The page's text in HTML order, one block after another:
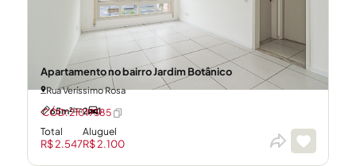
Apartamento no bairro Jardim Botânico
Rua Veríssimo Rosa
65m²
2 1
Total
R$ 2.547
Aluguel
R$ 2.100
CÓD: 21019385